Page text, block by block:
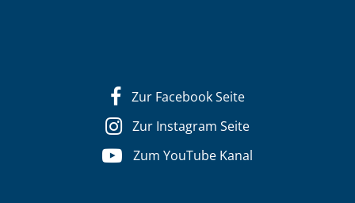
Zur Facebook Seite
Zur Instagram Seite
Zum YouTube Kanal